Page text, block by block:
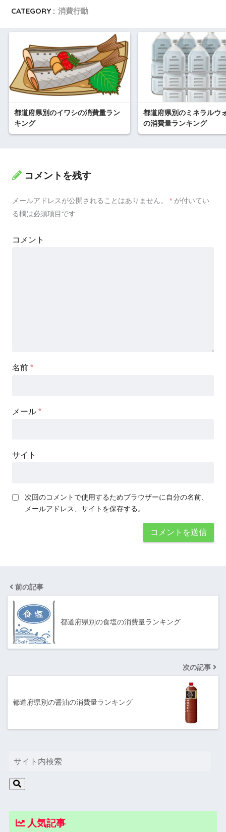
CATEGORY : 消費行動
都道府県別のイワシの消費量ラン
キング
都道府県別のミネラルウ
の消費量ランキング
コメントを残す
メールアドレスが公開されることはありません。 * が付いてい
る欄は必須項目です
コメント
名前 *
メール *
サイト
次回のコメントで使用するためブラウザーに自分の名前、
メールアドレス、サイトを保存する。
前の記事
都道府県別の食塩の消費量ランキング
次の記事
都道府県別の醤油の消費量ランキング
人気記事